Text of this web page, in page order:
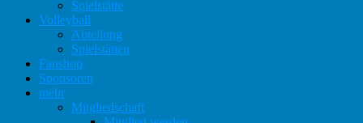
Spielstätte
Volleyball
Abteilung
Spielstätten
Fanshop
Sponsoren
mehr
Mitgliedschaft